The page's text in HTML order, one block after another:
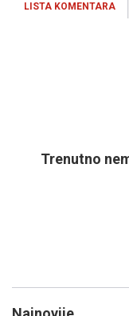
LISTA KOMENTARA
Trenutno